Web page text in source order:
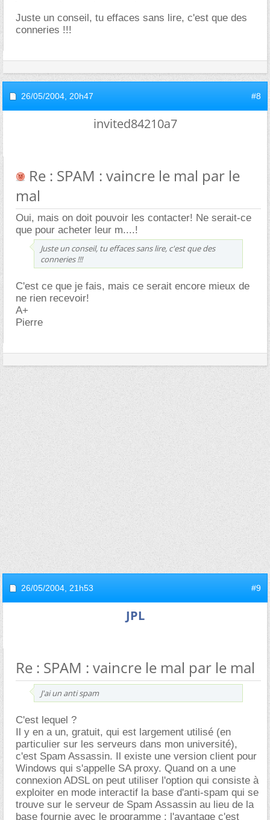
Juste un conseil, tu effaces sans lire, c'est que des
conneries !!!
26/05/2004, 20h47 #8
invited84210a7
Re : SPAM : vaincre le mal par le
mal
Oui, mais on doit pouvoir les contacter! Ne serait-ce
que pour acheter leur m....!
Juste un conseil, tu effaces sans lire, c'est que des
conneries !!!
C'est ce que je fais, mais ce serait encore mieux de
ne rien recevoir!
A+
Pierre
26/05/2004, 21h53 #9
JPL
Re : SPAM : vaincre le mal par le mal
J'ai un anti spam
C'est lequel ?
Il y en a un, gratuit, qui est largement utilisé (en
particulier sur les serveurs dans mon université),
c'est Spam Assassin. Il existe une version client pour
Windows qui s'appelle SA proxy. Quand on a une
connexion ADSL on peut utiliser l'option qui consiste à
exploiter en mode interactif la base d'anti-spam qui se
trouve sur le serveur de Spam Assassin au lieu de la
base fournie avec le programme : l'avantage c'est